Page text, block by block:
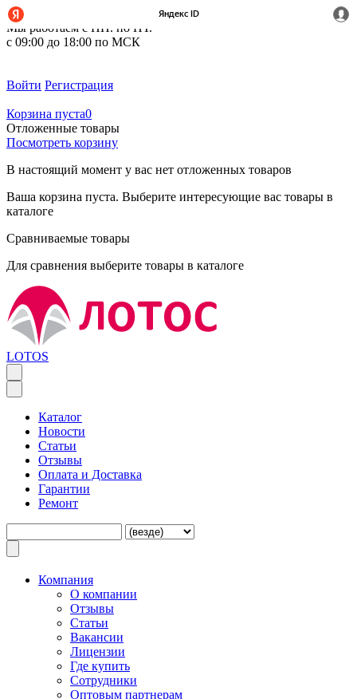
+7 (495) 212-14-37
Мы работаем с ПН. по ПТ.
с 09:00 до 18:00 по МСК
Войти Регистрация
Корзина пуста0
Отложенные товары
Посмотреть корзину
В настоящий момент у вас нет отложенных товаров
Ваша корзина пуста. Выберите интересующие вас товары в
каталоге
Сравниваемые товары
Для сравнения выберите товары в каталоге
LOTOS
Каталог
Новости
Статьи
Отзывы
Оплата и Доставка
Гарантии
Ремонт
Компания
O компании
Отзывы
Статьи
Вакансии
Лицензии
Где купить
Сотрудники
Оптовым партнерам